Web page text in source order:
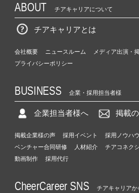
ABOUT チアキャリアについて
チアキャリアとは
会社概要 ニュースルーム
メディア出演・
プライバシーポリシー
BUSINESS 企業・採用担当者様
企業担当者様へ 掲載
掲載企業様の声 採用イベント 採用ノウハウ
ベンチャー合同研修
人材紹介 チアコネク
動画制作
採用代行
CheerCareer SNS チアキャリアか